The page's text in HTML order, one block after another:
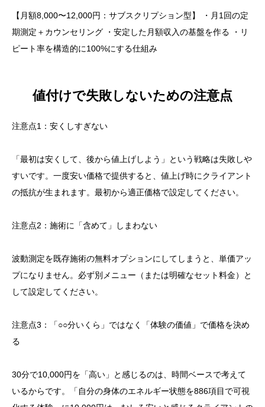
【月額8,000〜12,000円：サブスクリプション型】 ・月1回の定
期測定＋カウンセリング ・安定した月額収入の基盤を作る ・リ
ピート率を構造的に100%にする仕組み
値付けで失敗しないための注意点
注意点1：安くしすぎない
「最初は安くして、後から値上げしよう」という戦略は失敗しや
すいです。一度安い価格で提供すると、値上げ時にクライアント
の抵抗が生まれます。最初から適正価格で設定してください。
注意点2：施術に「含めて」しまわない
波動測定を既存施術の無料オプションにしてしまうと、単価アッ
プになりません。必ず別メニュー（または明確なセット料金）と
して設定してください。
注意点3：「○○分いくら」ではなく「体験の価値」で価格を決め
る
30分で10,000円を「高い」と感じるのは、時間ベースで考えて
いるからです。「自分の身体のエネルギー状態を886項目で可視